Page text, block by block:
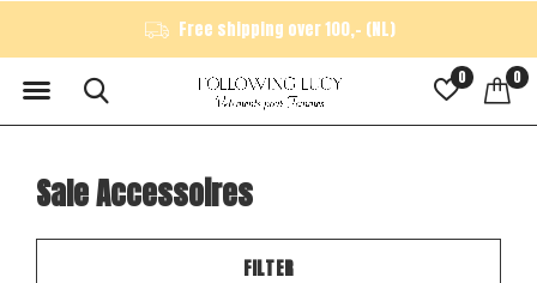
0 0
Free shipping over 100,- (NL)
Sale Accessoires
FILTER